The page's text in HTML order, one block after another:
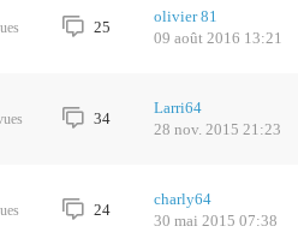
25
olivier 81
09 août 2016 13:21
34
Larri64
28 nov. 2015 21:23
24
charly64
30 mai 2015 07:38